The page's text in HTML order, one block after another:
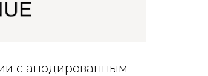
с анодированным